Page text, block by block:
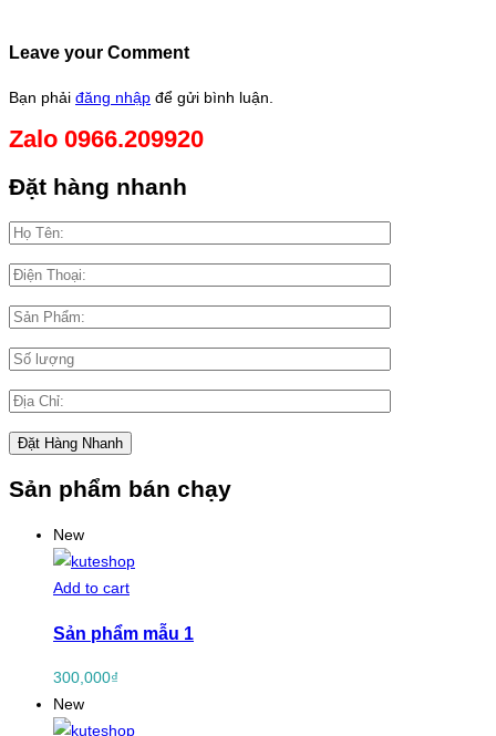
Leave your Comment
Bạn phải đăng nhập để gửi bình luận.
Zalo 0966.209920
Đặt hàng nhanh
Sản phẩm bán chạy
New
Add to cart
Sản phẩm mẫu 1
300,000₫
New